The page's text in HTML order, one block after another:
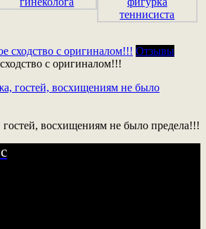
Отзывы
с оригиналом!!!
восхищениям не было предела!!!